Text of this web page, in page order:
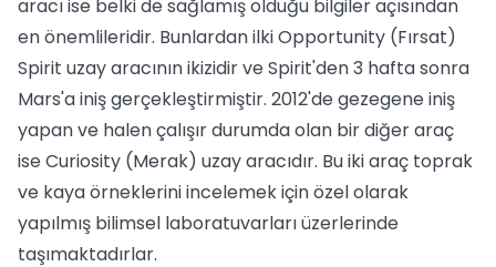
aracı ise belki de sağlamış olduğu bilgiler açısından
en önemlileridir. Bunlardan ilki Opportunity (Fırsat)
Spirit uzay aracının ikizidir ve Spirit'den 3 hafta sonra
Mars'a iniş gerçekleştirmiştir. 2012'de gezegene iniş
yapan ve halen çalışır durumda olan bir diğer araç
ise Curiosity (Merak) uzay aracıdır. Bu iki araç toprak
ve kaya örneklerini incelemek için özel olarak
yapılmış bilimsel laboratuvarları üzerlerinde
taşımaktadırlar.